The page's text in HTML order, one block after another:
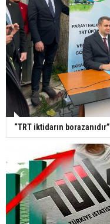
“TRT iktidarın borazanıdır”